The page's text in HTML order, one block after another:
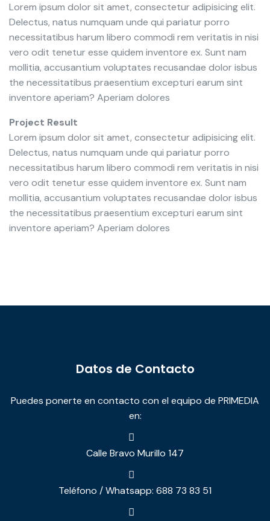
Lorem ipsum dolor sit amet, consectetur adipisicing elit.
Delectus, natus numquam unde qui pariatur porro
necessitatibus harum libero commodi rem veritatis in nisi
vero odit tenetur esse quidem inventore ex. Sunt nam
mollitia, accusantium voluptates recusandae dolor isbus
the necessitatibus praesentium excepturi earum sint
inventore aperiam? Aperiam dolores
Project Result
Lorem ipsum dolor sit amet, consectetur adipisicing elit.
Delectus, natus numquam unde qui pariatur porro
necessitatibus harum libero commodi rem veritatis in nisi
vero odit tenetur esse quidem inventore ex. Sunt nam
mollitia, accusantium voluptates recusandae dolor isbus
the necessitatibus praesentium excepturi earum sint
inventore aperiam? Aperiam dolores
Datos de Contacto
Puedes ponerte en contacto con el equipo de PRIMEDIA
en:
Calle Bravo Murillo 147
Teléfono / Whatsapp: 688 73 83 51